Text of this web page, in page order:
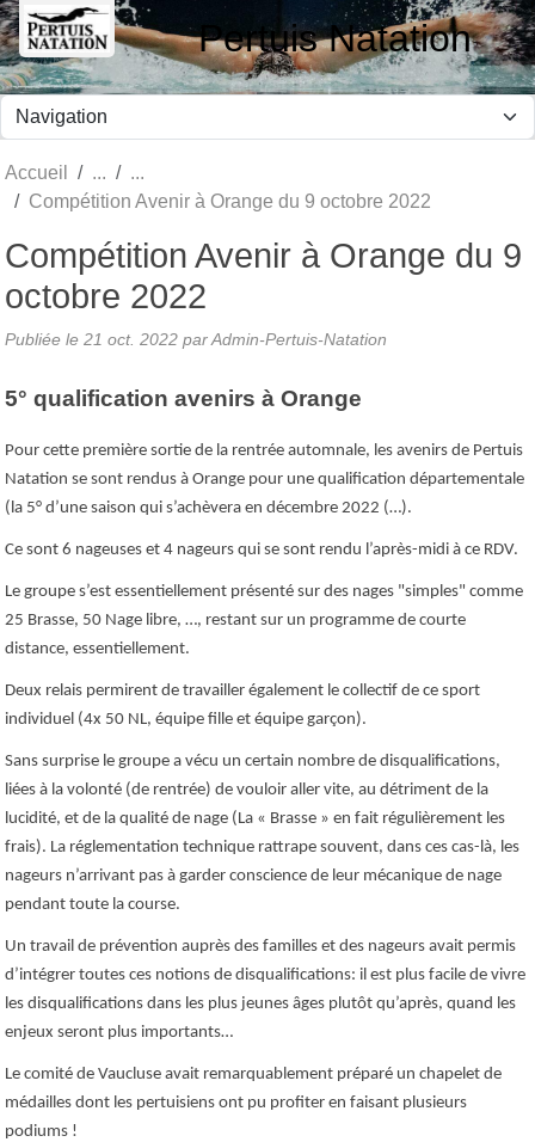
Pertuis Natation
Accueil
Compétition Avenir à Orange du 9 octobre 2022
Compétition Avenir à Orange du 9
octobre 2022
Publiée le 21 oct. 2022 par Admin-Pertuis-Natation
5° qualification avenirs à Orange
Pour cette première sortie de la rentrée automnale, les avenirs de Pertuis
Natation se sont rendus à Orange pour une qualification départementale
(la 5° d’une saison qui s’achèvera en décembre 2022 (…).
Ce sont 6 nageuses et 4 nageurs qui se sont rendu l’après-midi à ce RDV.
Le groupe s’est essentiellement présenté sur des nages "simples" comme
25 Brasse, 50 Nage libre, …, restant sur un programme de courte
distance, essentiellement.
Deux relais permirent de travailler également le collectif de ce sport
individuel (4x 50 NL, équipe fille et équipe garçon).
Sans surprise le groupe a vécu un certain nombre de disqualifications,
liées à la volonté (de rentrée) de vouloir aller vite, au détriment de la
lucidité, et de la qualité de nage (La « Brasse » en fait régulièrement les
frais). La réglementation technique rattrape souvent, dans ces cas-là, les
nageurs n’arrivant pas à garder conscience de leur mécanique de nage
pendant toute la course.
Un travail de prévention auprès des familles et des nageurs avait permis
d’intégrer toutes ces notions de disqualifications: il est plus facile de vivre
les disqualifications dans les plus jeunes âges plutôt qu’après, quand les
enjeux seront plus importants…
Le comité de Vaucluse avait remarquablement préparé un chapelet de
médailles dont les pertuisiens ont pu profiter en faisant plusieurs
podiums !
Panneau de gestion des cookies